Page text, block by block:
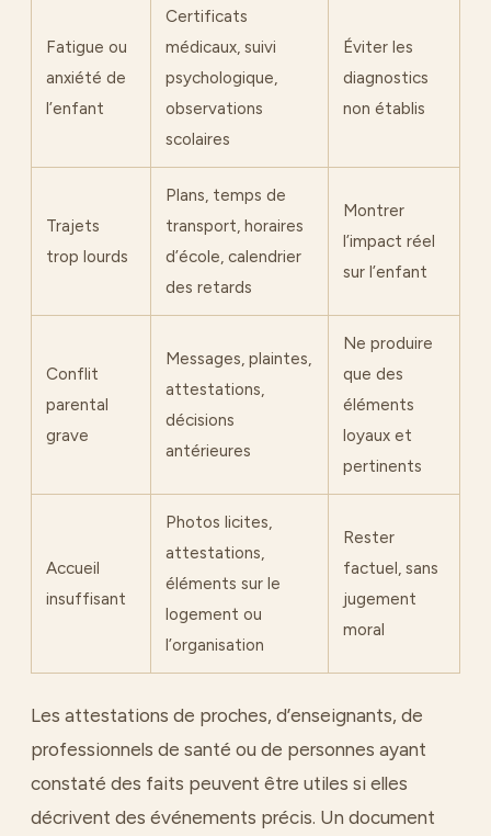
Fatigue ou
anxiété de
l’enfant
Certificats
médicaux, suivi
psychologique,
observations
scolaires
Éviter les
diagnostics
non établis
Trajets
trop lourds
Plans, temps de
transport, horaires
d’école, calendrier
des retards
Montrer
l’impact réel
sur l’enfant
Conflit
parental
grave
Messages, plaintes,
attestations,
décisions
antérieures
Ne produire
que des
éléments
loyaux et
pertinents
Accueil
insuffisant
Photos licites,
attestations,
éléments sur le
logement ou
l’organisation
Rester
factuel, sans
jugement
moral
Les attestations de proches, d’enseignants, de
professionnels de santé ou de personnes ayant
constaté des faits peuvent être utiles si elles
décrivent des événements précis. Un document